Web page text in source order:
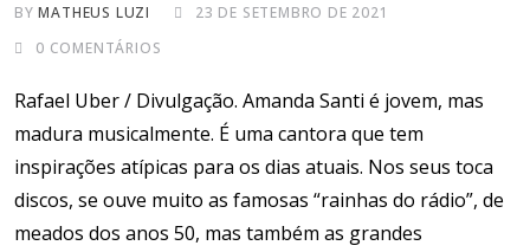
BYMATHEUS LUZI
23 DE SETEMBRO DE 2021
0 COMENTÁRIOS
Rafael Uber / Divulgação. Amanda Santi é jovem, mas
madura musicalmente. É uma cantora que tem
inspirações atípicas para os dias atuais. Nos seus toca
discos, se ouve muito as famosas “rainhas do rádio”, de
meados dos anos 50, mas também as grandes